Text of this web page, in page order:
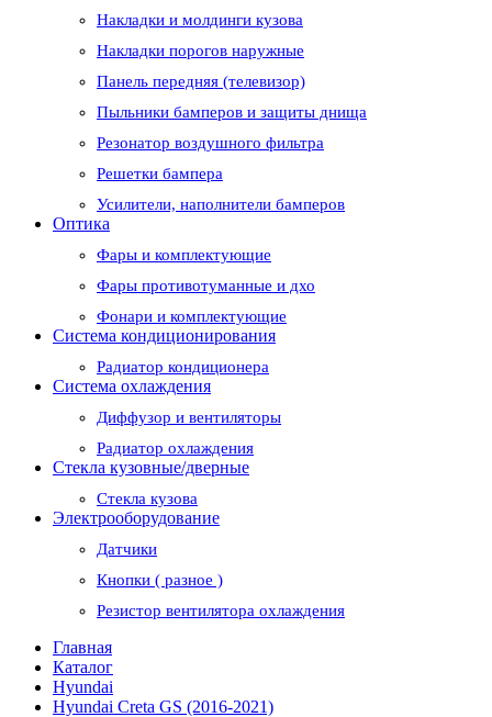
Накладки и молдинги кузова
Накладки порогов наружные
Панель передняя (телевизор)
Пыльники бамперов и защиты днища
Резонатор воздушного фильтра
Решетки бампера
Усилители, наполнители бамперов
Оптика
Фары и комплектующие
Фары противотуманные и дхо
Фонари и комплектующие
Система кондиционирования
Радиатор кондиционера
Система охлаждения
Диффузор и вентиляторы
Радиатор охлаждения
Стекла кузовные/дверные
Стекла кузова
Электрооборудование
Датчики
Кнопки ( разное )
Резистор вентилятора охлаждения
Главная
Каталог
Hyundai
Hyundai Creta GS (2016-2021)